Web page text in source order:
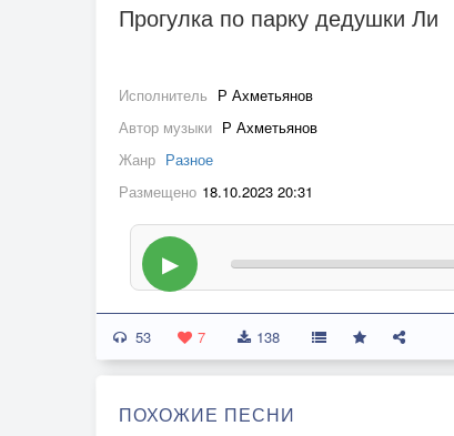
Прогулка по парку дедушки Ли
Исполнитель Р Ахметьянов
Автор музыки Р Ахметьянов
Жанр Разное
Размещено 18.10.2023 20:31
▶
53 7 138
ПОХОЖИЕ ПЕСНИ